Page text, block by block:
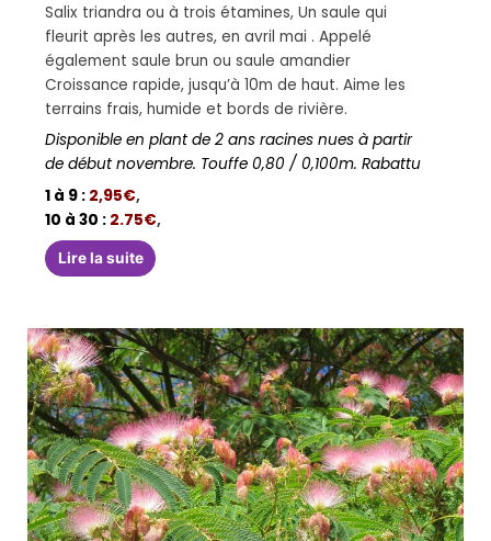
Salix triandra ou à trois étamines, Un saule qui
fleurit après les autres, en avril mai . Appelé
également saule brun ou saule amandier
Croissance rapide, jusqu’à 10m de haut. Aime les
terrains frais, humide et bords de rivière.
Disponible en plant de 2 ans racines nues à partir
de début novembre. Touffe 0,80 / 0,100m. Rabattu
1 à 9 : 2,95€,
10 à 30 : 2.75€,
Lire la suite